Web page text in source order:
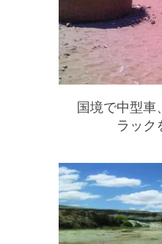
国境で中型車
ラック